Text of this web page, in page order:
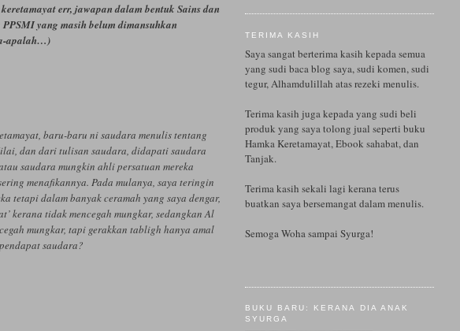
err, jawapan dalam bentuk Sains dan
yang masih belum dimansuhkan
apalah…)
baru-baru ni saudara menulis tentang
dan dari tulisan saudara, didapati saudara
saudara mungkin ahli persatuan mereka
menafikannya. Pada mulanya, saya teringin
tetapi dalam banyak ceramah yang saya dengar,
kerana tidak mencegah mungkar, sedangkan Al
mungkar, tapi gerakkan tabligh hanya amal
saudara?
TERIMA KASIH
Saya sangat berterima kasih kepada semua
yang sudi baca blog saya, sudi komen, sudi
tegur, Alhamdulillah atas rezeki menulis.
Terima kasih juga kepada yang sudi beli
produk yang saya tolong jual seperti buku
Hamka Keretamayat, Ebook sahabat, dan
Tanjak.
Terima kasih sekali lagi kerana terus
buatkan saya bersemangat dalam menulis.
Semoga Woha sampai Syurga!
BUKU BARU: KERANA DIA ANAK
SYURGA